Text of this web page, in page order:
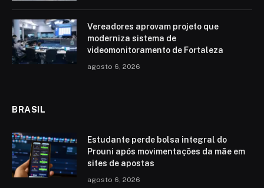
Vereadores aprovam projeto que
moderniza sistema de
videomonitoramento de Fortaleza
agosto 6, 2026
BRASIL
Estudante perde bolsa integral do
Prouni após movimentações da mãe em
sites de apostas
agosto 6, 2026